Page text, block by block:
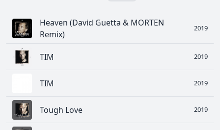
Heaven (David Guetta & MORTEN
Remix)
2019
TIM 2019
TIM 2019
Tough Love 2019